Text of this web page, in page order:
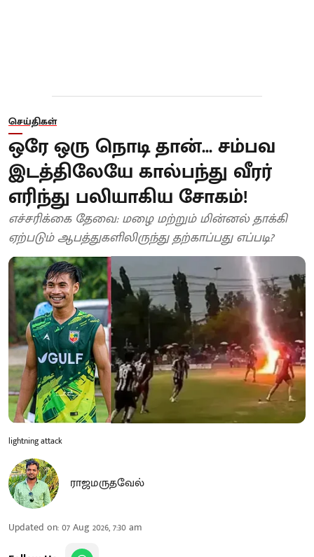
செய்திகள்
ஒரே ஒரு நொடி தான்... சம்பவ
இடத்திலேயே கால்பந்து வீரர்
எரிந்து பலியாகிய சோகம்!
எச்சரிக்கை தேவை: மழை மற்றும் மின்னல் தாக்கி
ஏற்படும் ஆபத்துகளிலிருந்து தற்காப்பது எப்படி?
lightning attack
ராஜமருதவேல்
Updated on:07 Aug 2026, 7:30 am